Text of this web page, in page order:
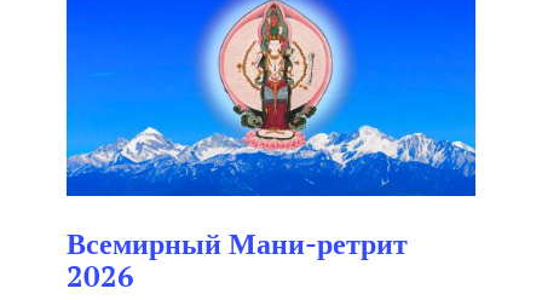
Всемирный Мани-ретрит
2026